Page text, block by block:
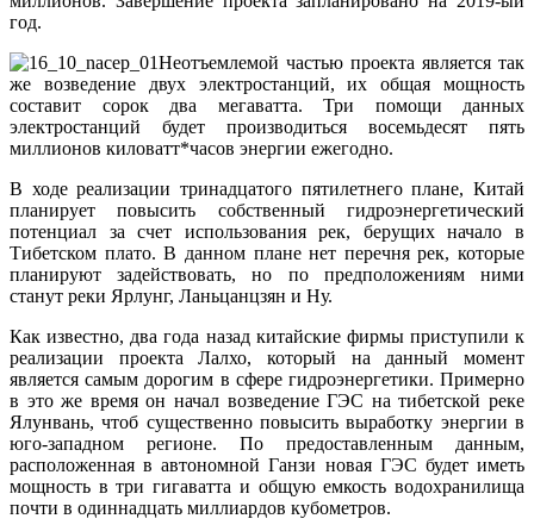
год.
Неотъемлемой частью проекта является так
же возведение двух электростанций, их общая мощность
составит сорок два мегаватта. Три помощи данных
электростанций будет производиться восемьдесят пять
миллионов киловатт*часов энергии ежегодно.
В ходе реализации тринадцатого пятилетнего плане, Китай
планирует повысить собственный гидроэнергетический
потенциал за счет использования рек, берущих начало в
Тибетском плато. В данном плане нет перечня рек, которые
планируют задействовать, но по предположениям ними
станут реки Ярлунг, Ланьцанцзян и Ну.
Как известно, два года назад китайские фирмы приступили к
реализации проекта Лалхо, который на данный момент
является самым дорогим в сфере гидроэнергетики. Примерно
в это же время он начал возведение ГЭС на тибетской реке
Ялунвань, чтоб существенно повысить выработку энергии в
юго-западном регионе. По предоставленным данным,
расположенная в автономной Ганзи новая ГЭС будет иметь
мощность в три гигаватта и общую емкость водохранилища
почти в одиннадцать миллиардов кубометров.